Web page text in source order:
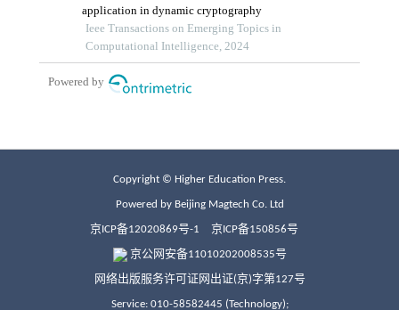
Copyright © Higher Education Press.
Powered by Beijing Magtech Co. Ltd
京ICP备12020869号-1 京ICP备150856号
京公网安备11010202008535号
网络出版服务许可证网出证(京)字第127号
Service: 010-58582445 (Technology);